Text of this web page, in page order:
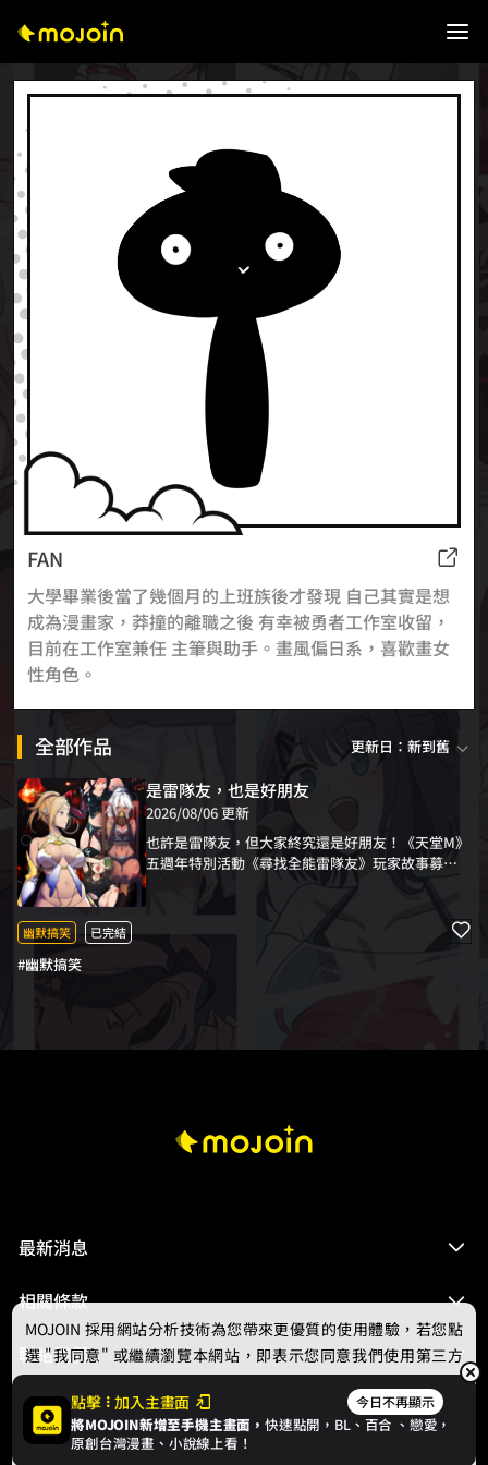
FAN
大學畢業後當了幾個月的上班族後才發現 自己其實是想
成為漫畫家，莽撞的離職之後 有幸被勇者工作室收留，
目前在工作室兼任 主筆與助手。畫風偏日系，喜歡畫女
性角色。
全部作品 更新日：新到舊
是雷隊友，也是好朋友
2026/08/06 更新
也許是雷隊友，但大家終究還是好朋友！《天堂M》
五週年特別活動《尋找全能雷隊友》玩家故事募
集，在20則優選故事中，精選四則搞笑血淚經驗改
編漫畫作品集上線啦！
幽默搞笑 已完結
#幽默搞笑
最新消息
相關條款
聯絡我們
© 2024 gamania Digital Entertainment Co., Ltd.
點擊 加入主畫面 今日不再顯示
將MOJOIN新增至手機主畫面，快速點開，BL、 百合 、戀愛，
原創台灣漫畫、小說線上看！
MOJOIN 採用網站分析技術為您帶來更優質的使用體驗，若您點
選 "我同意" 或繼續瀏覽本網站，即表示您同意我們使用第三方
Cookie，欲瞭解更多資訊請見隱私權政策。
我同意